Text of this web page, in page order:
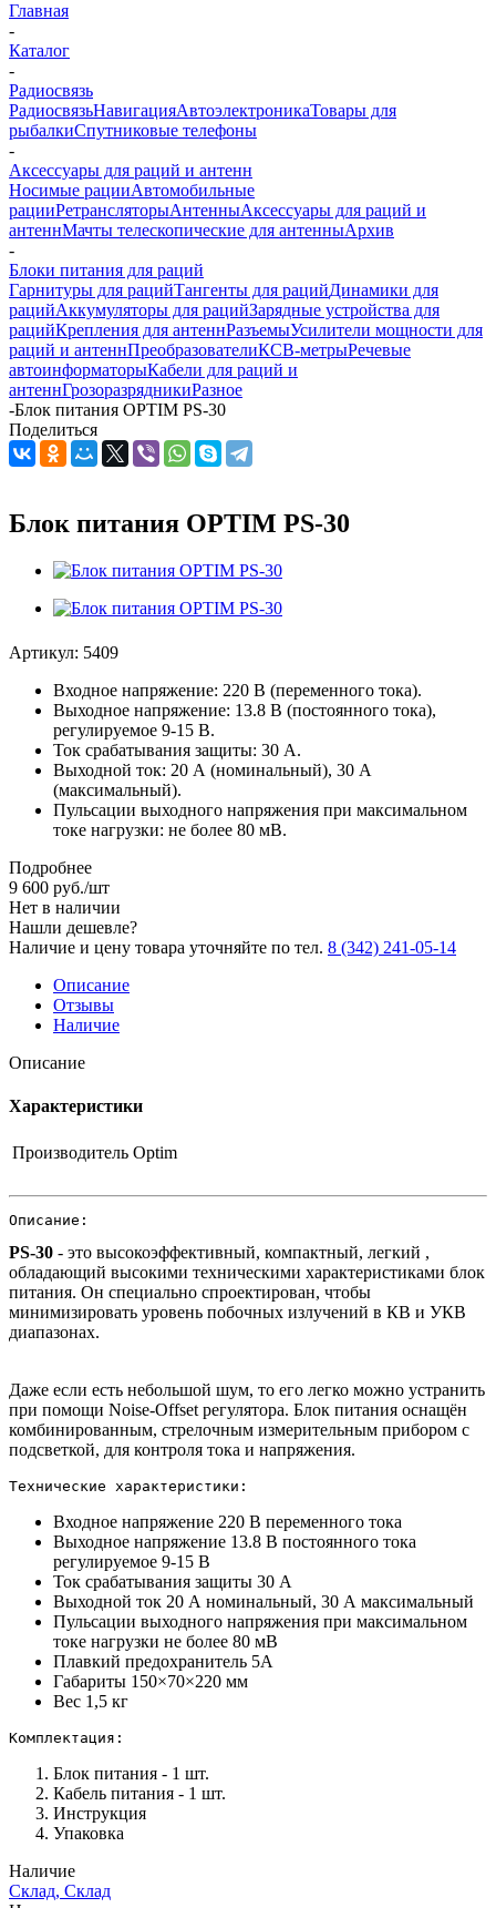
Главная
-
Каталог
-
Радиосвязь
РадиосвязьНавигацияАвтоэлектроникаТовары для
рыбалкиСпутниковые телефоны
-
Аксессуары для раций и антенн
Носимые рацииАвтомобильные
рацииРетрансляторыАнтенныАксессуары для раций и
антеннМачты телескопические для антенныАрхив
-
Блоки питания для раций
Гарнитуры для рацийТангенты для рацийДинамики для
рацийАккумуляторы для рацийЗарядные устройства для
рацийКрепления для антеннРазъемыУсилители мощности для
раций и антеннПреобразователиКСВ-метрыРечевые
автоинформаторыКабели для раций и
антеннГрозоразрядникиРазное
-Блок питания OPTIM PS-30
Поделиться
Блок питания OPTIM PS-30
Артикул: 5409
Входное напряжение: 220 В (переменного тока).
Выходное напряжение: 13.8 В (постоянного тока),
регулируемое 9-15 В.
Ток срабатывания защиты: 30 А.
Выходной ток: 20 А (номинальный), 30 А
(максимальный).
Пульсации выходного напряжения при максимальном
токе нагрузки: не более 80 мВ.
Подробнее
9 600 руб./шт
Нет в наличии
Нашли дешевле?
Наличие и цену товара уточняйте по тел. 8 (342) 241-05-14
Описание
Отзывы
Наличие
Описание
Характеристики
Производитель Optim
Описание:
PS-30 - это высокоэффективный, компактный, легкий ,
обладающий высокими техническими характеристиками блок
питания. Он специально спроектирован, чтобы
минимизировать уровень побочных излучений в КВ и УКВ
диапазонах.
Даже если есть небольшой шум, то его легко можно устранить
при помощи Noise-Offset регулятора. Блок питания оснащён
комбинированным, стрелочным измерительным прибором с
подсветкой, для контроля тока и напряжения.
Технические характеристики:
Входное напряжение 220 В переменного тока
Выходное напряжение 13.8 В постоянного тока
регулируемое 9-15 В
Ток срабатывания защиты 30 А
Выходной ток 20 А номинальный, 30 А максимальный
Пульсации выходного напряжения при максимальном
токе нагрузки не более 80 мВ
Плавкий предохранитель 5А
Габариты 150×70×220 мм
Вес 1,5 кг
Комплектация:
Блок питания - 1 шт.
Кабель питания - 1 шт.
Инструкция
Упаковка
Наличие
Склад, Склад